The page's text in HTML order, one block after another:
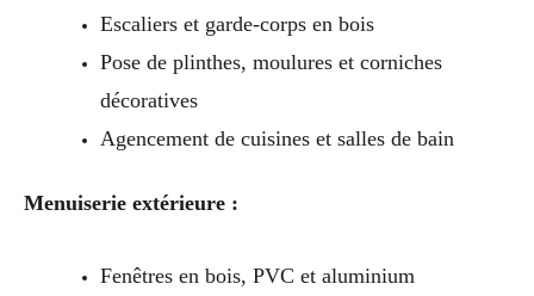
Escaliers et garde-corps en bois
Pose de plinthes, moulures et corniches
décoratives
Agencement de cuisines et salles de bain
Menuiserie extérieure :
Fenêtres en bois, PVC et aluminium